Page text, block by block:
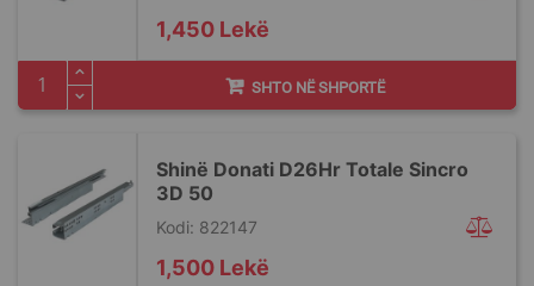
1,450 Lekë
SHTO NË SHPORTË
Shinë Donati D26Hr Totale Sincro
3D 50
Kodi: 822147
1,500 Lekë